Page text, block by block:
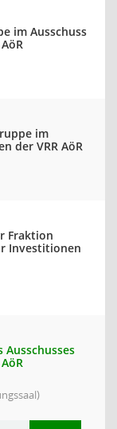
im Ausschuss
im
der VRR AöR
Fraktion
Investitionen